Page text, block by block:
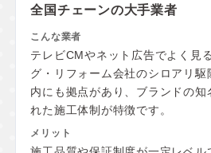
全国チェーンの大手業者
テレビCMやネット広告でよく見
グ・リフォーム会社のシロアリ
内にも拠点があり、ブランドの知
れた施工体制が特徴です。